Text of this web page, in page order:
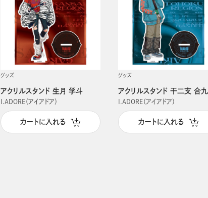
グッズ
アクリルスタンド 生月 学斗
I.ADORE（アイアドア）
カートに入れる
グッズ
アクリルスタンド 干二支 合九
I.ADORE（アイアドア）
カートに入れる